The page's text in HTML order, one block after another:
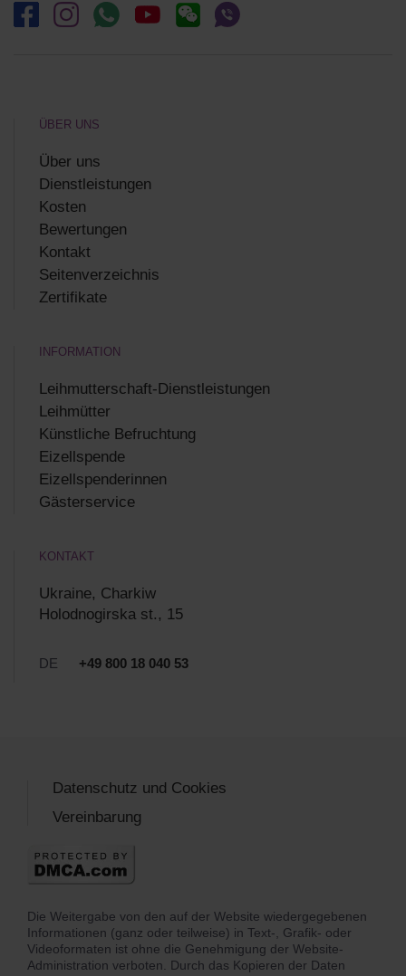
ÜBER UNS
Über uns
Dienstleistungen
Kosten
Bewertungen
Kontakt
Seitenverzeichnis
Zertifikate
INFORMATION
Leihmutterschaft-Dienstleistungen
Leihmütter
Künstliche Befruchtung
Eizellspende
Eizellspenderinnen
Gästerservice
KONTAKT
Ukraine, Charkiw
Holodnogirska st., 15
DE +49 800 18 040 53
Die Weitergabe von den auf der Website wiedergegebenen
Informationen (ganz oder teilweise) in Text-, Grafik- oder
Videoformaten ist ohne die Genehmigung der Website-
Administration verboten. Durch das Kopieren der Daten
Datenschutz und Cookies
Vereinbarung